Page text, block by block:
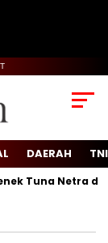
DAERAH
Tuna Netra di